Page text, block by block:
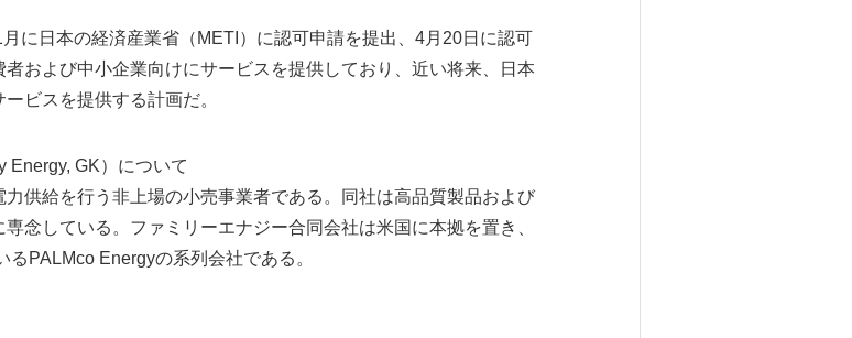
に日本の経済産業省（METI）に認可申請を提出、4月20日に認可
および中小企業向けにサービスを提供しており、近い将来、日本
ビスを提供する計画だ。
GK）について
供給を行う非上場の小売事業者である。同社は高品質製品および
念している。ファミリーエナジー合同会社は米国に本拠を置き、
PALMco Energyの系列会社である。